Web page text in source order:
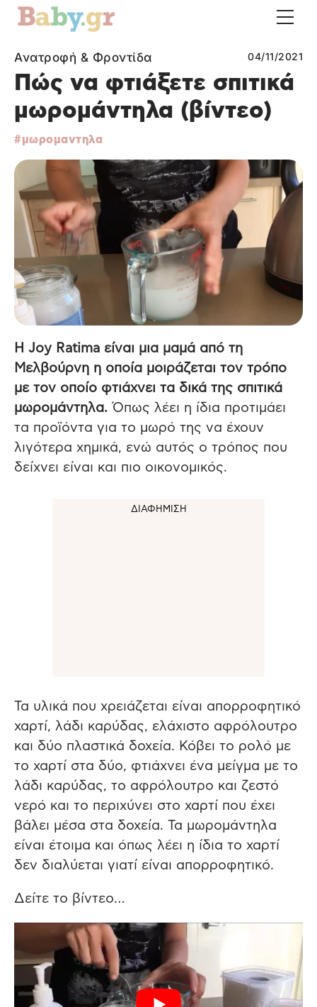
Ανατροφή & Φροντίδα 04/11/2021
Πώς να φτιάξετε σπιτικά
μωρομάντηλα (βίντεο)
μωρομαντηλα
Η Joy Ratima είναι μια μαμά από τη
Μελβούρνη η οποία μοιράζεται τον τρόπο
με τον οποίο φτιάχνει τα δικά της σπιτικά
μωρομάντηλα. Όπως λέει η ίδια προτιμάει
τα προϊόντα για το μωρό της να έχουν
λιγότερα χημικά, ενώ αυτός ο τρόπος που
δείχνει είναι και πιο οικονομικός.
Τα υλικά που χρειάζεται είναι απορροφητικό
χαρτί, λάδι καρύδας, ελάχιστο αφρόλουτρο
και δύο πλαστικά δοχεία. Κόβει το ρολό με
το χαρτί στα δύο, φτιάχνει ένα μείγμα με το
λάδι καρύδας, το αφρόλουτρο και ζεστό
νερό και το περιχύνει στο χαρτί που έχει
βάλει μέσα στα δοχεία. Τα μωρομάντηλα
είναι έτοιμα και όπως λέει η ίδια το χαρτί
δεν διαλύεται γιατί είναι απορροφητικό.
Δείτε το βίντεο…